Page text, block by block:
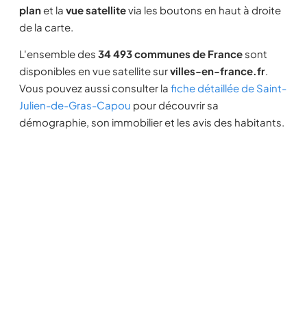
planet la vue satellitevia les boutons en haut à droite
de la carte.
L'ensemble des 34 493 communes de France sont
disponibles en vue satellite survilles-en-france.fr.
Vous pouvez aussi consulter la fiche détaillée de Saint-
Julien-de-Gras-Capou pour découvrir sa
démographie, son immobilier et les avis des habitants.